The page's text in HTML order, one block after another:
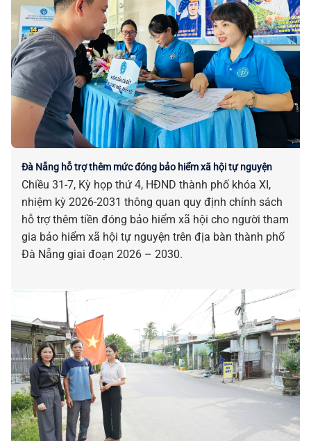
Đà Nẵng hỗ trợ thêm mức đóng bảo hiểm xã hội tự nguyện
Chiều 31-7, Kỳ họp thứ 4, HĐND thành phố khóa XI,
nhiệm kỳ 2026-2031 thông quan quy định chính sách
hỗ trợ thêm tiền đóng bảo hiểm xã hội cho người tham
gia bảo hiểm xã hội tự nguyện trên địa bàn thành phố
Đà Nẵng giai đoạn 2026 – 2030.